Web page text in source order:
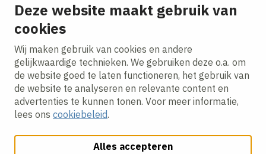
Deze website maakt gebruik van
cookies
Wij maken gebruik van cookies en andere
gelijkwaardige technieken. We gebruiken deze o.a. om
de website goed te laten functioneren, het gebruik van
de website te analyseren en relevante content en
advertenties te kunnen tonen. Voor meer informatie,
lees ons cookiebeleid.
Alles accepteren
LinkedInInstagramFacebookTwitterYouTube
Cookies aanpassenCookie beleidPrivacy policy